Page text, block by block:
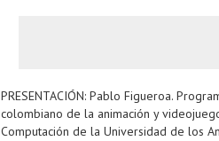
PRESENTACIÓN: Pablo Figueroa.
colombiano de la animación y
Computación de la Universidad de los